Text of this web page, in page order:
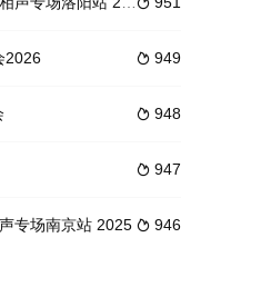
芒果陪你过新年
 949
2026
 948
 947
 946
专场南京站 2025